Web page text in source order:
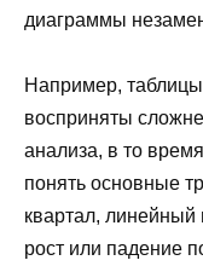
диаграммы
Например,
восприняты
анализа, в то
понять основные
квартал, линейный
рост или падение